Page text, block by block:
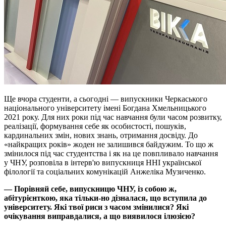
Ще вчора студенти, а сьогодні — випускники Черкаського
національного університету імені Богдана Хмельницького
2021 року. Для них роки під час навчання були часом розвитку,
реалізації, формування себе як особистості, пошуків,
кардинальних змін, нових знань, отримання досвіду. До
«найкращих років» жоден не залишився байдужим. То що ж
змінилося під час студентства і як на це повпливало навчання
у ЧНУ, розповіла в інтерв'ю випускниця ННІ української
філології та соціальних комунікацій Анжеліка Музиченко.
— Порівняй себе, випускницю ЧНУ, із собою ж,
абітурієнткою, яка тільки-но дізналася, що вступила до
університету. Які твої риси з часом змінилися? Які
очікування виправдалися, а що виявилося ілюзією?